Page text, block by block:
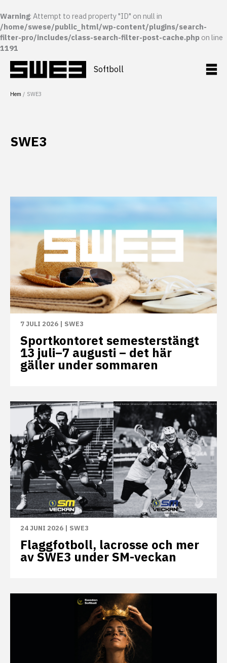
Warning: Attempt to read property "ID" on null in
/home/swese/public_html/wp-content/plugins/search-
filter-pro/includes/class-search-filter-post-cache.php on line
1191
innehåll
Softboll
Hem SWE3
SWE3
7 JULI 2026 | SWE3
Sportkontoret semesterstängt
13 juli–7 augusti – det här
gäller under sommaren
24 JUNI 2026 | SWE3
Flaggfotboll, lacrosse och mer
av SWE3 under SM-veckan